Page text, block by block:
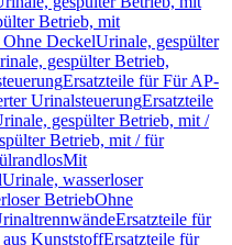
Betrieb, mit
DeckelUrinale, gespülter
gespülter Betrieb,
Ersatzteile für Für AP-
UrinalsteuerungErsatzteile
gespülter Betrieb, mit /
Betrieb, mit / für
Mit
Urinale, wasserloser
BetriebOhne
Ersatzteile für
KunststoffErsatzteile für